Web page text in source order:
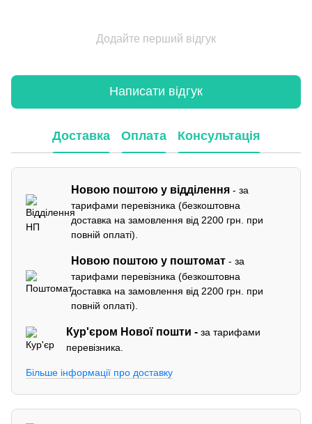
Додайте перший відгук
Написати відгук
Доставка Оплата Консультація
Новою поштою у відділення - за
тарифами перевізника (безкоштовна
доставка на замовлення від 2200 грн. при
повній оплаті).
Новою поштою у поштомат - за
тарифами перевізника (безкоштовна
доставка на замовлення від 2200 грн. при
повній оплаті).
Кур'єром Нової пошти -за тарифами
перевізника.
Більше інформації про доставку